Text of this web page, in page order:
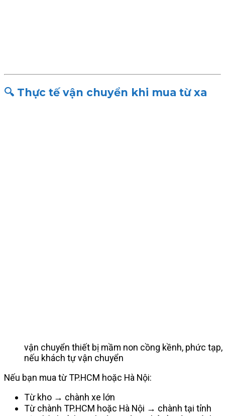
🔍 Thực tế vận chuyển khi mua từ xa
vận chuyển thiết bị mầm non cồng kềnh, phức
nếu khách tự vận chuyển
Nếu bạn mua từ TP.HCM hoặc Hà Nội:
Từ kho → chành xe lớn
Từ chành TP.HCM hoặc Hà Nội → chành tại tỉnh